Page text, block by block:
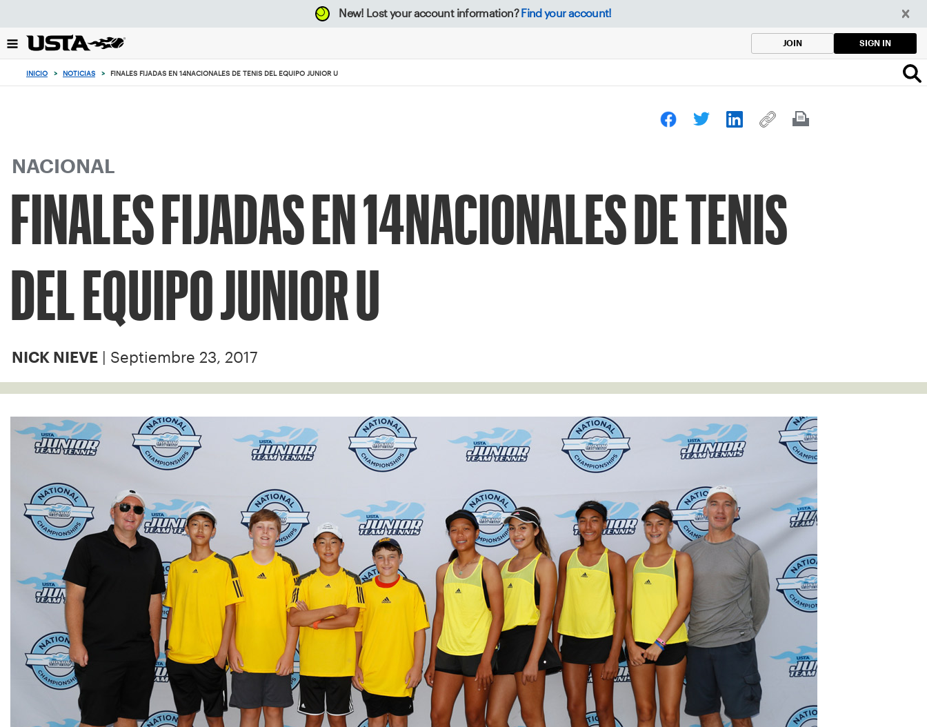
el
botón
New! Lost your account information? Find your account!
JOIN SIGN IN
INICIO > NOTICIAS > FINALES FIJADAS EN 14NACIONALES DE TENIS DEL EQUIPO JUNIOR U
NACIONAL
FINALES FIJADAS EN 14NACIONALES DE TENIS
DEL EQUIPO JUNIOR U
NICK NIEVE | Septiembre 23, 2017